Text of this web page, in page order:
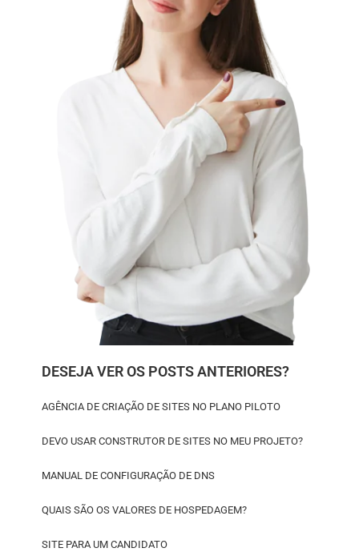
DESEJA VER OS POSTS ANTERIORES?
AGÊNCIA DE CRIAÇÃO DE SITES NO PLANO PILOTO
DEVO USAR CONSTRUTOR DE SITES NO MEU PROJETO?
MANUAL DE CONFIGURAÇÃO DE DNS
QUAIS SÃO OS VALORES DE HOSPEDAGEM?
SITE PARA UM CANDIDATO